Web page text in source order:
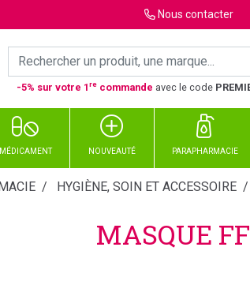
Nous contacter
-5% sur votre 1re commande avec le code
MÉDICAMENT NOUVEAUTÉ PARAPHARMACIE
HYGIÈNE, SOIN ET ACCESSOIRE
MASQUE